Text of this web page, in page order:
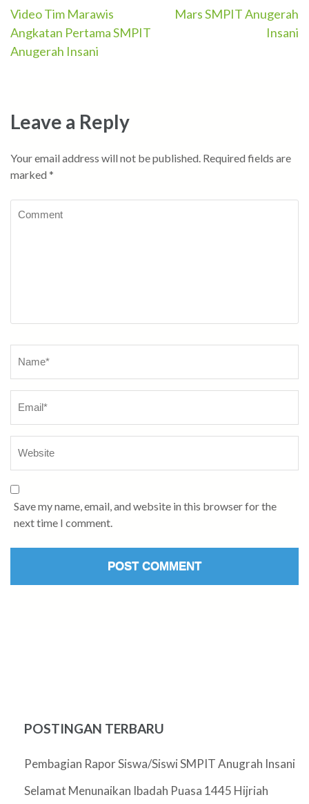
Post
navigation
Video Tim Marawis
Angkatan Pertama SMPIT
Anugerah Insani
Mars SMPIT Anugerah
Insani
Leave a Reply
Your email address will not be published. Required fields are
marked *
Save my name, email, and website in this browser for the
next time I comment.
POSTINGAN TERBARU
Pembagian Rapor Siswa/Siswi SMPIT Anugrah Insani
Selamat Menunaikan Ibadah Puasa 1445 Hijriah